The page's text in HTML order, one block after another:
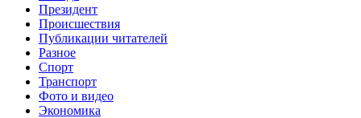
Президент
Происшествия
Публикации читателей
Разное
Спорт
Транспорт
Фото и видео
Экономика